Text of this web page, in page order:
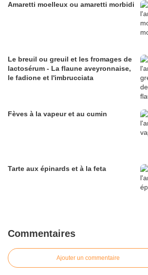
Amaretti moelleux ou amaretti morbidi
Le breuil ou greuil et les fromages de
lactosérum - La flaune aveyronnaise,
le fadione et l'imbrucciata
Fèves à la vapeur et au cumin
Tarte aux épinards et à la feta
Commentaires
Ajouter un commentaire